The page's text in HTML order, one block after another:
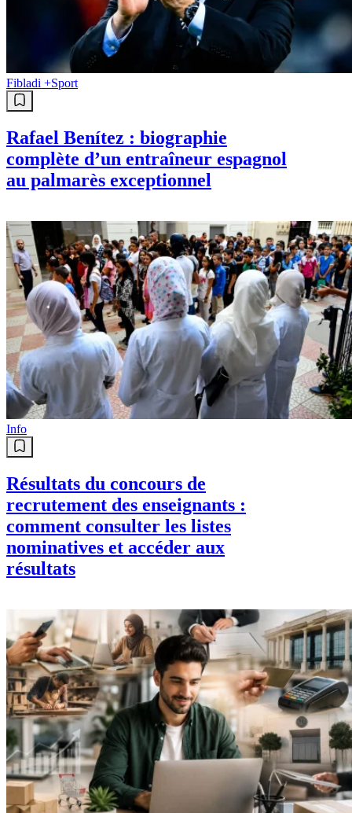
Fibladi +Sport
Rafael Benítez : biographie
complète d’un entraîneur espagnol
au palmarès exceptionnel
Info
Résultats du concours de
recrutement des enseignants :
comment consulter les listes
nominatives et accéder aux
résultats